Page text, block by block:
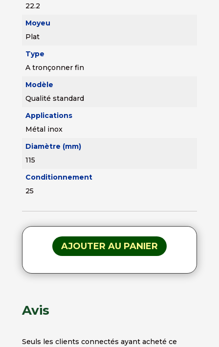
22.2
Moyeu
Plat
Type
A tronçonner fin
Modèle
Qualité standard
Applications
Métal inox
Diamètre (mm)
115
Conditionnement
25
AJOUTER AU PANIER
Avis
Seuls les clients connectés ayant acheté ce